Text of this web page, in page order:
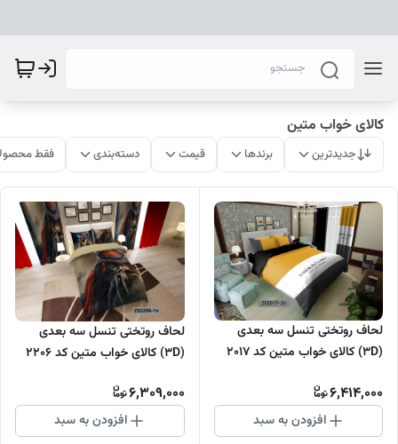
کالای خواب متین
جدیدترین برندها قیمت دسته‌بندی فقط
لحاف روتختی تنسل سه بعدی
(3D) کالای خواب متین کد 2017
6,414,000
افزودن به سبد
لحاف روتختی تنسل سه بعدی
(3D) کالای خواب متین کد 2206
6,309,000
افزودن به سبد